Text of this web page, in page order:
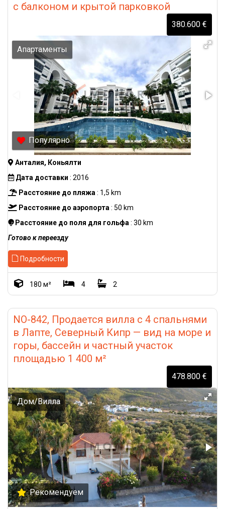
с балконом и крытой парковкой
380.600 €
Апартаменты
Популярно
Анталия, Коньялти
Дата доставки : 2016
Расстояние до пляжа : 1,5 km
Расстояние до аэропорта : 50 km
Расстояние до поля для гольфа : 30 km
Готово к переезду
Подробности
180 м² 4 2
NO-842, Продается вилла с 4 спальнями
в Лапте, Северный Кипр — вид на море и
горы, бассейн и частный участок
площадью 1 400 м²
478.800 €
Дом/Вилла
Рекомендуем